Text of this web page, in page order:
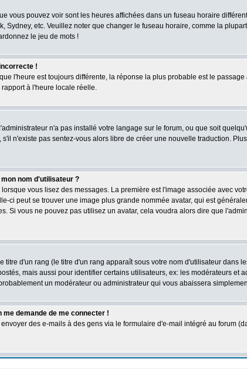
vous pouvez voir sont les heures affichées dans un fuseau horaire
Sydney, etc. Veuillez noter que changer le fuseau horaire, comme la
le jeu de mots !
!
l'heure est toujours différente, la réponse la plus probable est le
à l'heure locale réelle.
n'a pas installé votre langage sur le forum, ou que soit
n'existe pas sentez-vous alors libre de créer une nouvelle traduction.
nom d'utilisateur ?
lorsque vous lisez des messages. La première est l'image associée avec
ci peut se trouver une image plus grande nommée avatar, qui est
Si vous ne pouvez pas utilisez un avatar, cela voudra alors dire que
titre d'un rang (le titre d'un rang apparaît sous votre nom d'utilisateur
mais aussi pour identifier certains utilisateurs, ex: les modérateurs
un modérateur ou administrateur qui vous abaissera
me demande de me connecter !
des e-mails à des gens via le formulaire d'e-mail intégré au forum